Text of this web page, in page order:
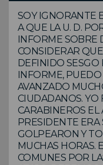
SOY IGNORANTE
A QUE LA U. D.
INFORME SOBRE
CONSIDERAR
DEFINIDO SESGO
INFORME,
AVANZADO
CIUDADANOS. YO
CARABINEROS EL
PRESIDENTE ERA
GOLPEARON Y
MUCHAS HORAS.
COMUNES POR